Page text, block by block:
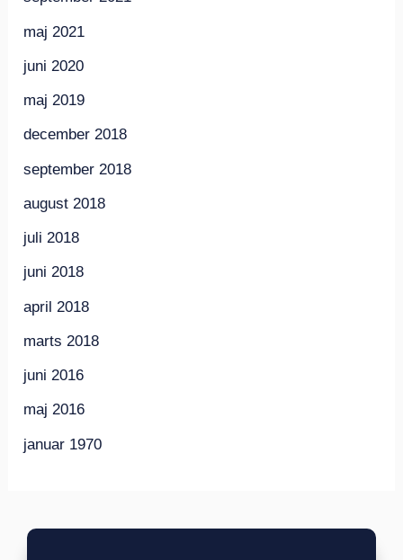
maj 2021
juni 2020
maj 2019
december 2018
september 2018
august 2018
juli 2018
juni 2018
april 2018
marts 2018
juni 2016
maj 2016
januar 1970